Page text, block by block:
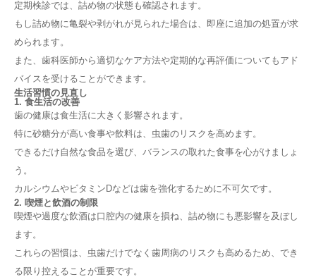
定期検診では、詰め物の状態も確認されます。
もし詰め物に亀裂や剥がれが見られた場合は、即座に追加の処置が求
められます。
また、歯科医師から適切なケア方法や定期的な再評価についてもアド
バイスを受けることができます。
生活習慣の見直し
1. 食生活の改善
歯の健康は食生活に大きく影響されます。
特に砂糖分が高い食事や飲料は、虫歯のリスクを高めます。
できるだけ自然な食品を選び、バランスの取れた食事を心がけましょ
う。
カルシウムやビタミンDなどは歯を強化するために不可欠です。
2. 喫煙と飲酒の制限
喫煙や過度な飲酒は口腔内の健康を損ね、詰め物にも悪影響を及ぼし
ます。
これらの習慣は、虫歯だけでなく歯周病のリスクも高めるため、でき
る限り控えることが重要です。